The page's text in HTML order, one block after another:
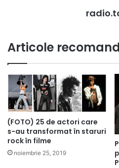
Articole
(FOTO) 25 de actori care
s-au transformat în staruri
rock în filme
noiembrie 25, 2019